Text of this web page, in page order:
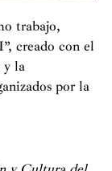
trabajo,
creado con el
y la
por la